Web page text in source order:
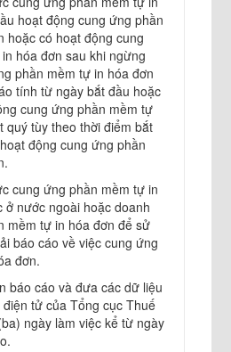
hoạt động cung ứng phần
hoặc có hoạt động cung
hóa đơn sau khi ngừng
phần mềm tự in hóa đơn
tính từ ngày bắt đầu hoặc
cung ứng phần mềm tự
quý tùy theo thời điểm bắt
động cung ứng phần
cung ứng phần mềm tự in
ở nước ngoài hoặc doanh
mềm tự in hóa đơn để sử
báo cáo về việc cung ứng
đơn.
báo cáo và đưa các dữ liệu
tử của Tổng cục Thuế
ngày làm việc kể từ ngày